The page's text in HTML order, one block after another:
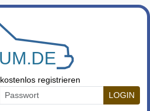
kostenlos registrieren
LOGIN